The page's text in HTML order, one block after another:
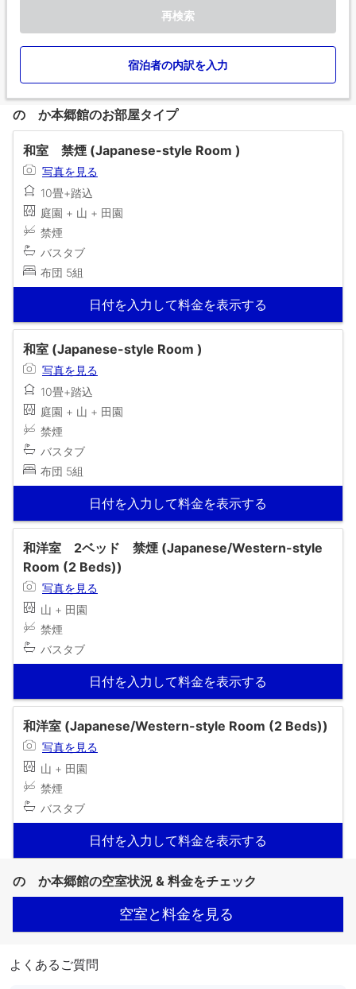
再検索
宿泊者の内訳を入力
のゝか本郷館のお部屋タイプ
和室 禁煙 (Japanese-style Room )
写真を見る
10畳+踏込
庭園 + 山 + 田園
禁煙
バスタブ
布団 5組
日付を入力して料金を表示する
和室 (Japanese-style Room )
写真を見る
10畳+踏込
庭園 + 山 + 田園
禁煙
バスタブ
布団 5組
日付を入力して料金を表示する
和洋室 2ベッド 禁煙 (Japanese/Western-style
Room (2 Beds))
写真を見る
山 + 田園
禁煙
バスタブ
日付を入力して料金を表示する
和洋室 (Japanese/Western-style Room (2 Beds))
写真を見る
山 + 田園
禁煙
バスタブ
日付を入力して料金を表示する
のゝか本郷館の空室状況 & 料金をチェック
空室と料金を見る
よくあるご質問